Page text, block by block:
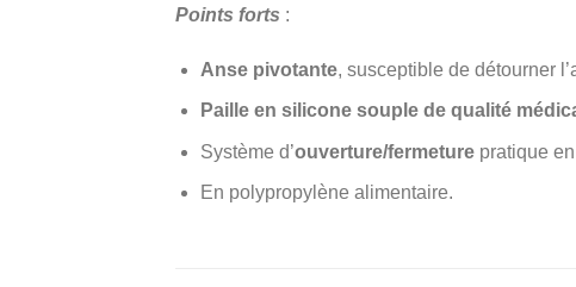
Points forts :
Anse pivotante, susceptible de détourner
Paille en silicone souple de qualité
Système d’ouverture/fermeture pratique en
En polypropylène alimentaire.